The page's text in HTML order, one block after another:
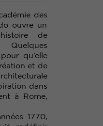
des
ouvre un
de
Quelques
qu’elle
et de
dans
à Rome,
1770,